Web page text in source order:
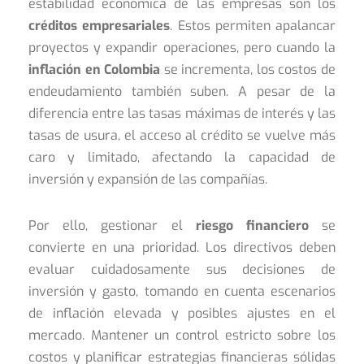
estabilidad económica de las empresas son los
créditos empresariales. Estos permiten apalancar
proyectos y expandir operaciones, pero cuando la
inflación en Colombia se incrementa, los costos de
endeudamiento también suben. A pesar de la
diferencia entre las tasas máximas de interés y las
tasas de usura, el acceso al crédito se vuelve más
caro y limitado, afectando la capacidad de
inversión y expansión de las compañías.
Por ello, gestionar el riesgo financierose
convierte en una prioridad. Los directivos deben
evaluar cuidadosamente sus decisiones de
inversión y gasto, tomando en cuenta escenarios
de inflación elevada y posibles ajustes en el
mercado. Mantener un control estricto sobre los
costos y planificar estrategias financieras sólidas